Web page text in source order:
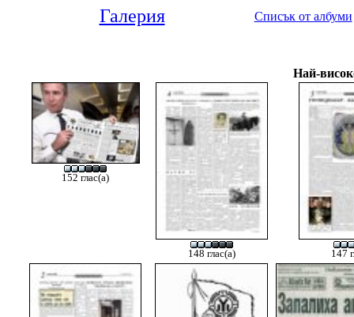
Галерия Списък от албуми
Най-
152 глас(а)
148 глас(а) 147